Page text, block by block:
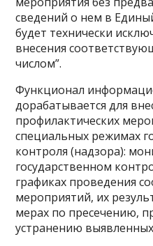
сведений о нем в
будет технически
внесения
числом”.
Функционал
дорабатывается для
профилактических
специальных режимах
контроля (надзора):
государственном
графиках проведения
мероприятий, их
мерах по пресечению,
устранению